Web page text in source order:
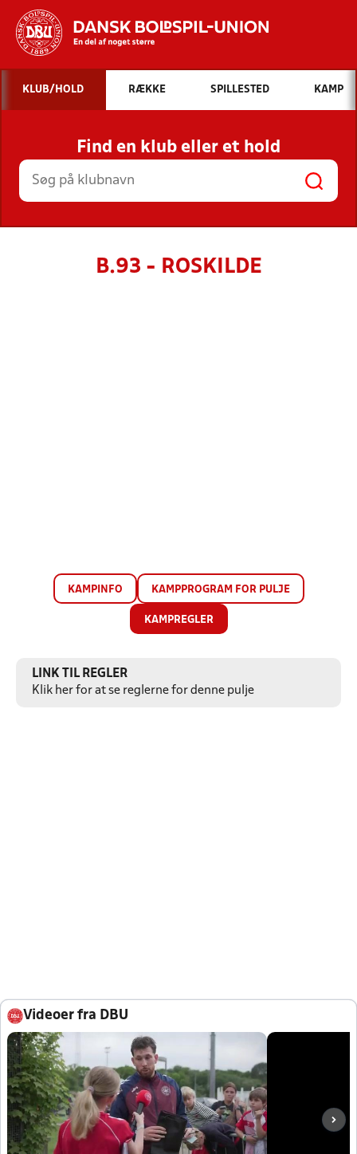
Hvad vil du søge efter?
INDHOLD OG NYHEDER
STILLINGER, RESULTATER, KLUBBER OG
HOLD
KLUB/HOLD RÆKKE SPILLESTED KAMP
Find en klub eller et hold
B.93 - ROSKILDE
KAMPINFO KAMPPROGRAM FOR PULJE
KAMPREGLER
LINK TIL REGLER
Klik her for at se reglerne for denne pulje
Videoer fra DBU